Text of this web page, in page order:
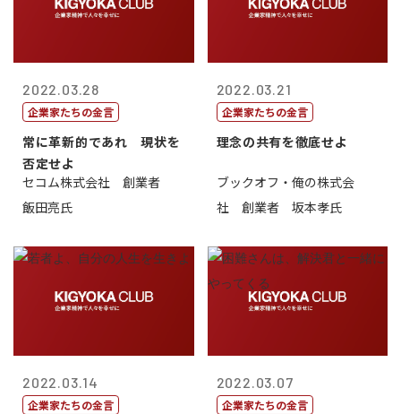
2022.03.28
企業家たちの金言
常に革新的であれ 現状を
否定せよ
セコム株式会社 創業者
飯田亮氏
2022.03.21
企業家たちの金言
理念の共有を徹底せよ
ブックオフ・俺の株式会
社 創業者 坂本孝氏
2022.03.14
企業家たちの金言
2022.03.07
企業家たちの金言